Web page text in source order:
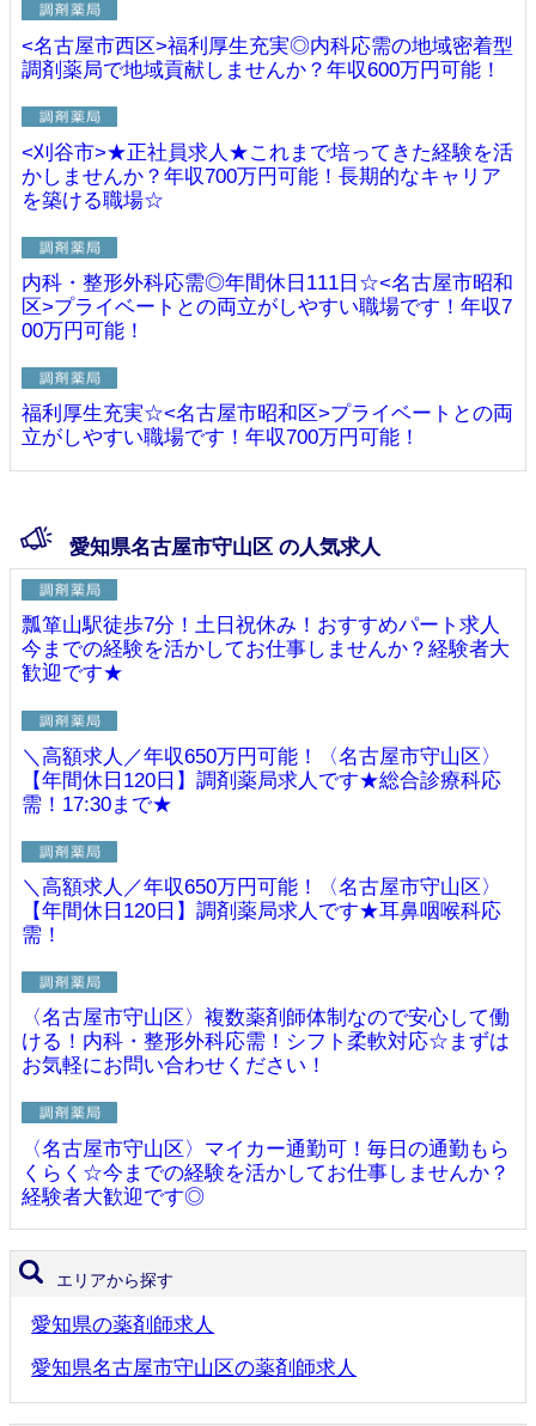
<名古屋市西区>福利厚生充実◎内科応需の地域密着型
調剤薬局で地域貢献しませんか？年収600万円可能！
<刈谷市>★正社員求人★これまで培ってきた経験を活
かしませんか？年収700万円可能！長期的なキャリア
を築ける職場☆
内科・整形外科応需◎年間休日111日☆<名古屋市昭和
区>プライベートとの両立がしやすい職場です！年収7
00万円可能！
福利厚生充実☆<名古屋市昭和区>プライベートとの両
立がしやすい職場です！年収700万円可能！
愛知県名古屋市守山区 の人気求人
瓢箪山駅徒歩7分！土日祝休み！おすすめパート求人
今までの経験を活かしてお仕事しませんか？経験者大
歓迎です★
＼高額求人／年収650万円可能！〈名古屋市守山区〉
【年間休日120日】調剤薬局求人です★総合診療科応
需！17:30まで★
＼高額求人／年収650万円可能！〈名古屋市守山区〉
【年間休日120日】調剤薬局求人です★耳鼻咽喉科応
需！
〈名古屋市守山区〉複数薬剤師体制なので安心して働
ける！内科・整形外科応需！シフト柔軟対応☆まずは
お気軽にお問い合わせください！
〈名古屋市守山区〉マイカー通勤可！毎日の通勤もら
くらく☆今までの経験を活かしてお仕事しませんか？
経験者大歓迎です◎
エリアから探す
愛知県の薬剤師求人
愛知県名古屋市守山区の薬剤師求人